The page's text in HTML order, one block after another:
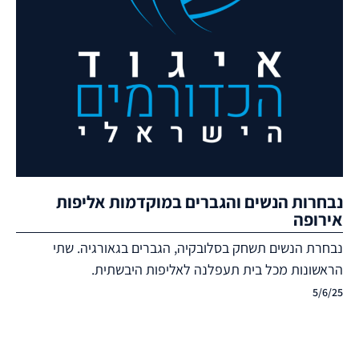
נבחרות הנשים והגברים במוקדמות אליפות
אירופה
נבחרת הנשים תשחק בסלובקיה, הגברים בגאורגיה. שתי
הראשונות מכל בית תעפלנה לאליפות היבשתית.
5/6/25